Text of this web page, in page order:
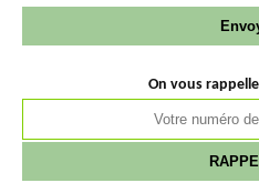
On vous